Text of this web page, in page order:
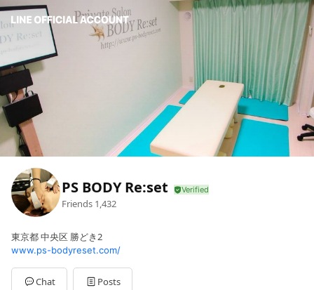
PS BODY Re:set
Friends 1,432
東京都 中央区 勝どき2
www.ps-bodyreset.com/
Chat Posts